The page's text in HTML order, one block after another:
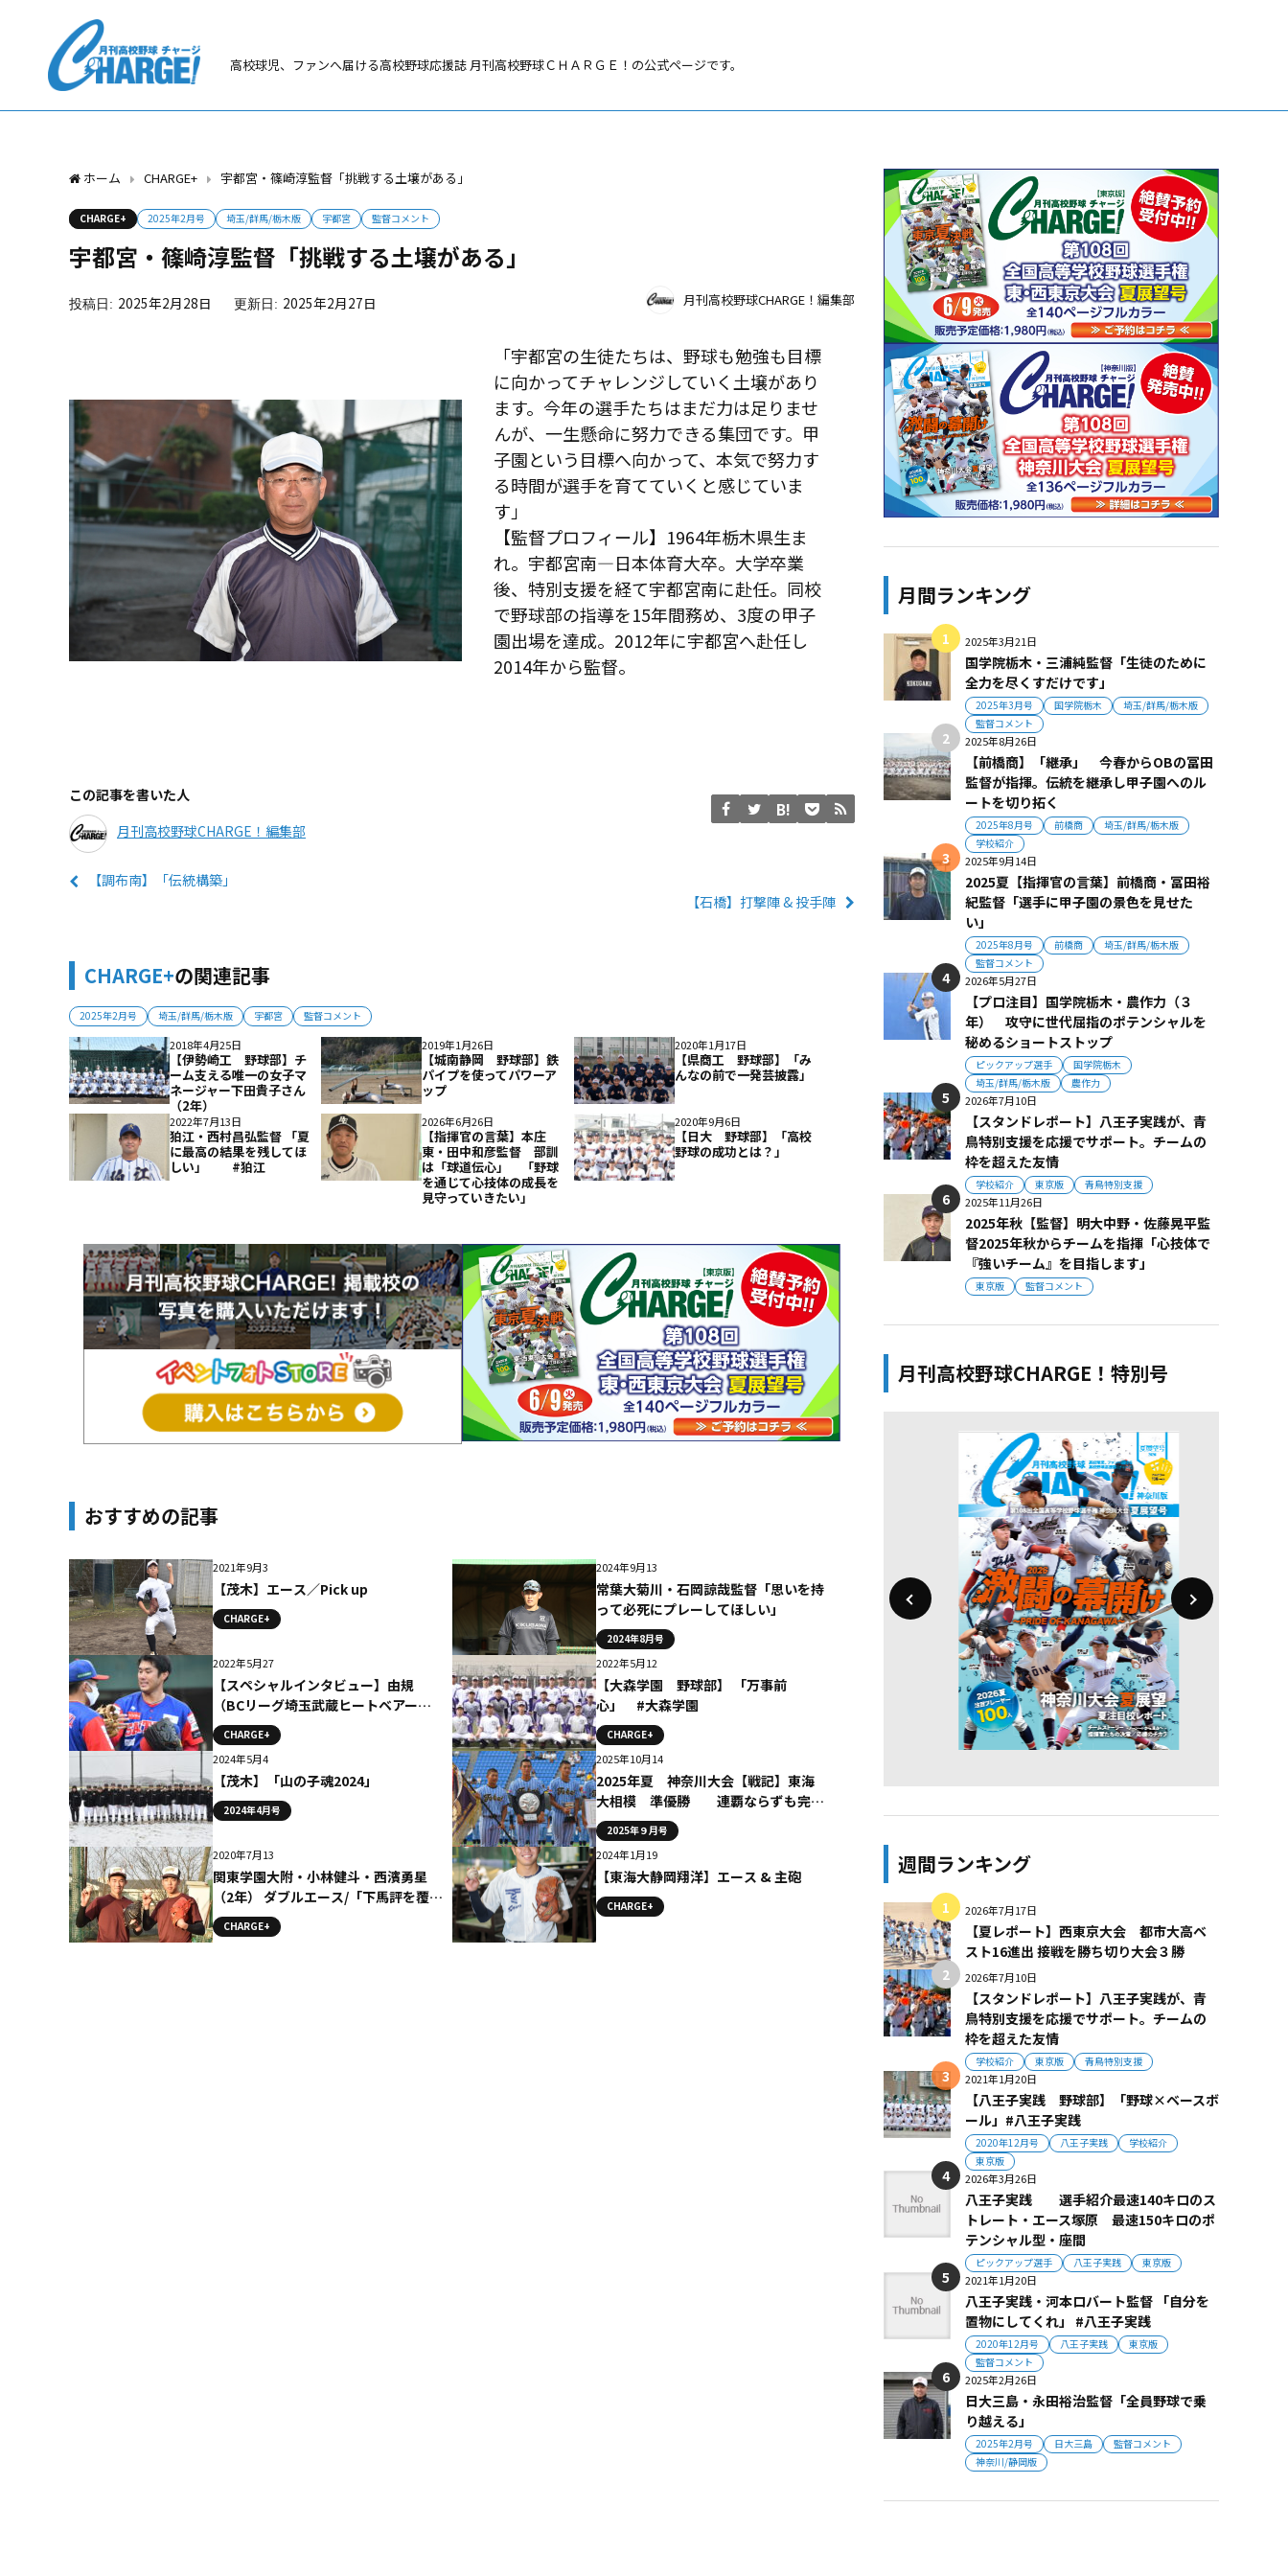
高校球児、ファンへ届ける高校野球応援誌 月刊高校野球ＣＨＡＲＧＥ！の公式ページです。
ホーム CHARGE+ 宇都宮・篠崎淳監督「挑戦する土壌がある」
CHARGE+ 2025年2月号 埼玉/群馬/栃木版 宇都宮 監督コメント
宇都宮・篠崎淳監督「挑戦する土壌がある」
2025年2月28日 2025年2月27日 月刊高校野球CHARGE！編集部
「宇都宮の生徒たちは、野球も勉強も目標
に向かってチャレンジしていく土壌があり
ます。今年の選手たちはまだ力は足りませ
んが、一生懸命に努力できる集団です。甲
子園という目標へ向かって、本気で努力す
る時間が選手を育てていくと感じていま
す」
【監督プロフィール】1964年栃木県生ま
れ。宇都宮南―日本体育大卒。大学卒業
後、特別支援を経て宇都宮南に赴任。同校
で野球部の指導を15年間務め、3度の甲子
園出場を達成。2012年に宇都宮へ赴任し
2014年から監督。
この記事を書いた人
月刊高校野球CHARGE！編集部
【調布南】「伝統構築」
【石橋】打撃陣 & 投手陣
CHARGE+の関連記事
2025年2月号 埼玉/群馬/栃木版 宇都宮 監督コメント
2018年4月25日
【伊勢崎工 野球部】チ
ーム支える唯一の女子マ
ネージャー下田貴子さん
（2年）
2019年1月26日
【城南静岡 野球部】鉄
パイプを使ってパワーア
ップ
2020年1月17日
【県商工 野球部】「み
んなの前で一発芸披露」
2022年7月13日
狛江・西村昌弘監督 「夏
に最高の結果を残してほ
しい」 #狛江
2026年6月26日
【指揮官の言葉】本庄
東・田中和彦監督 部訓
は「球道伝心」 「野球
を通じて心技体の成長を
見守っていきたい」
2020年9月6日
【日大 野球部】「高校
野球の成功とは？」
おすすめの記事
2021年9月3
【茂木】エース／Pick up
CHARGE+
2024年9月13
常葉大菊川・石岡諒哉監督「思いを持
って必死にプレーしてほしい」
2024年8月号
2022年5月27
【スペシャルインタビュー】由規
（BCリーグ埼玉武蔵ヒートベアーズ
）
CHARGE+
2022年5月12
【大森学園 野球部】 「万事前
心」 #大森学園
CHARGE+
2024年5月4
【茂木】「山の子魂2024」
2024年4月号
2025年10月14
2025年夏 神奈川大会【戦記】東海
大相模 準優勝 連覇ならずも完全
燃焼
2025年９月号
2020年7月13
関東学園大附・小林健斗・西濱勇星
（2年） ダブルエース/「下馬評を覆
せ」コラム
CHARGE+
2024年1月19
【東海大静岡翔洋】エース & 主砲
CHARGE+
月間ランキング
2025年3月21日
国学院栃木・三浦純監督「生徒のために
全力を尽くすだけです」
2025年3月号 国学院栃木
埼玉/群馬/栃木版
監督コメント
2025年8月26日
【前橋商】「継承」 今春からOBの冨田
監督が指揮。伝統を継承し甲子園へのル
ートを切り拓く
2025年8月号 前橋商
埼玉/群馬/栃木版
学校紹介
2025年9月14日
2025夏【指揮官の言葉】前橋商・冨田裕
紀監督「選手に甲子園の景色を見せた
い」
2025年8月号 前橋商
埼玉/群馬/栃木版
監督コメント
2026年5月27日
【プロ注目】国学院栃木・農作力（３
年） 攻守に世代屈指のポテンシャルを
秘めるショートストップ
ピックアップ選手
国学院栃木
埼玉/群馬/栃木版
農作力
2026年7月10日
【スタンドレポート】八王子実践が、青
鳥特別支援を応援でサポート。チームの
枠を超えた友情
学校紹介 東京版 青鳥特別支援
2025年11月26日
2025年秋【監督】明大中野・佐藤晃平監
督2025年秋からチームを指揮「心技体で
『強いチーム』を目指します」
東京版 監督コメント
月刊高校野球CHARGE！特別号
週間ランキング
2026年7月17日
【夏レポート】西東京大会 都市大高ベ
スト16進出 接戦を勝ち切り大会３勝
2026年7月10日
【スタンドレポート】八王子実践が、青
鳥特別支援を応援でサポート。チームの
枠を超えた友情
学校紹介 東京版 青鳥特別支援
2021年1月20日
【八王子実践 野球部】「野球×ベースボ
ール」#八王子実践
2020年12月号 八王子実践
学校紹介
東京版
2026年3月26日
八王子実践 選手紹介最速140キロのス
トレート・エース塚原 最速150キロのポ
テンシャル型・座間
ピックアップ選手 八王子実践 東京版
2021年1月20日
八王子実践・河本ロバート監督 「自分を
置物にしてくれ」 #八王子実践
2020年12月号 八王子実践
東京版
監督コメント
2025年2月26日
日大三島・永田裕治監督「全員野球で乗
り越える」
2025年2月号 日大三島
監督コメント
神奈川/静岡版